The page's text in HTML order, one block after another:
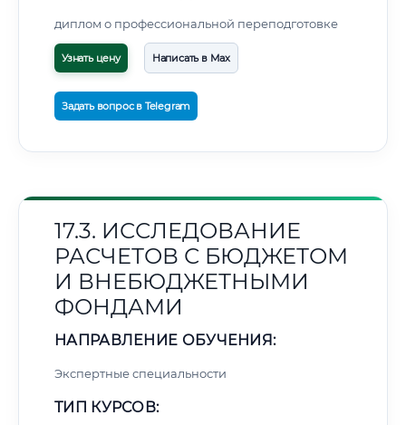
диплом о профессиональной переподготовке
Узнать цену Написать в Max
Задать вопрос в Telegram
17.3. ИССЛЕДОВАНИЕ
РАСЧЕТОВ С БЮДЖЕТОМ
И ВНЕБЮДЖЕТНЫМИ
ФОНДАМИ
НАПРАВЛЕНИЕ ОБУЧЕНИЯ:
Экспертные специальности
ТИП КУРСОВ: